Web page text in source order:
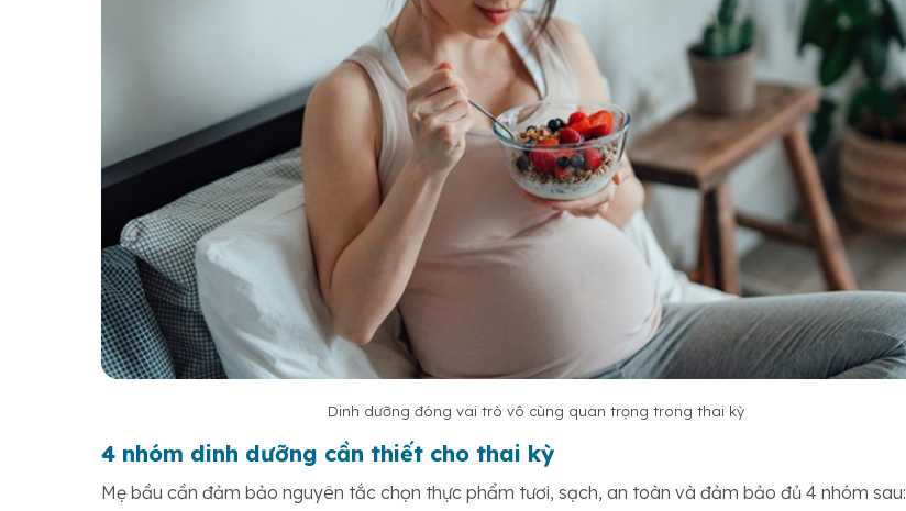
Dinh dưỡng đóng vai trò vô cùng quan trọng trong thai kỳ
4 nhóm dinh dưỡng cần thiết cho thai kỳ
Mẹ bầu cần đảm bảo nguyên tắc chọn thực phẩm tươi, sạch, an toàn và đảm bảo đủ 4 nhóm sau: